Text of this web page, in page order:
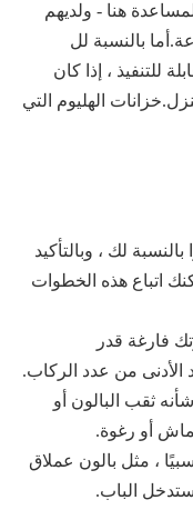
هنا - ولديهم
بالنسبة لل
للتنفيذ ، إذا كان
الهليوم التي
لك ، وبالتأكيد
اتباع هذه الخطوات
فارغة قدر
الأدنى من عدد الركاب.
ثقب البالون أو
أو رغوة.
، مثل بالون عملاق